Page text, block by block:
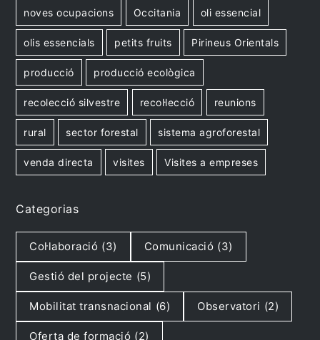
noves ocupacions Occitania oli essencial
olis essencials petits fruits Pirineus Orientals
producció producció ecològica
recolecció silvestre recol·lecció reunions
rural sector forestal sistema agroforestal
venda directa visites Visites a empreses
Categorias
Col·laboració (3) Comunicació (3)
Gestió del projecte (5)
Mobilitat transnacional (6) Observatori (2)
Oferta de formació (2)